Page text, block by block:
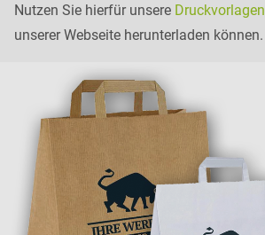
Nutzen Sie hierfür unsere Druckvorlagen
unserer Webseite herunterladen können.